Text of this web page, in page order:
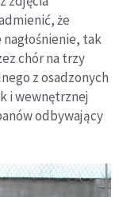
że
tak
chór na trzy
z osadzonych
i wewnętrznej
odbywający